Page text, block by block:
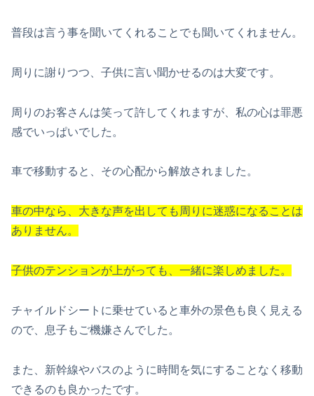
普段は言う事を聞いてくれることでも聞いてくれません。
周りに謝りつつ、子供に言い聞かせるのは大変です。
周りのお客さんは笑って許してくれますが、私の心は罪悪
感でいっぱいでした。
車で移動すると、その心配から解放されました。
車の中なら、大きな声を出しても周りに迷惑になることは
ありません。
子供のテンションが上がっても、一緒に楽しめました。
チャイルドシートに乗せていると車外の景色も良く見える
ので、息子もご機嫌さんでした。
また、新幹線やバスのように時間を気にすることなく移動
できるのも良かったです。